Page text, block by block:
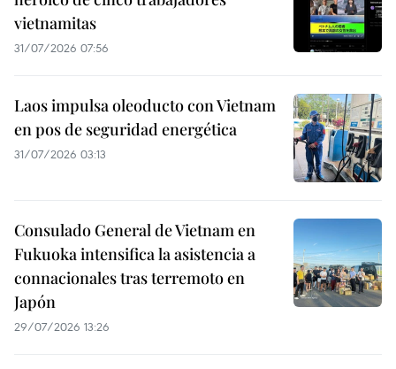
vietnamitas
31/07/2026 07:56
Laos impulsa oleoducto con Vietnam
en pos de seguridad energética
31/07/2026 03:13
Consulado General de Vietnam en
Fukuoka intensifica la asistencia a
connacionales tras terremoto en
Japón
29/07/2026 13:26